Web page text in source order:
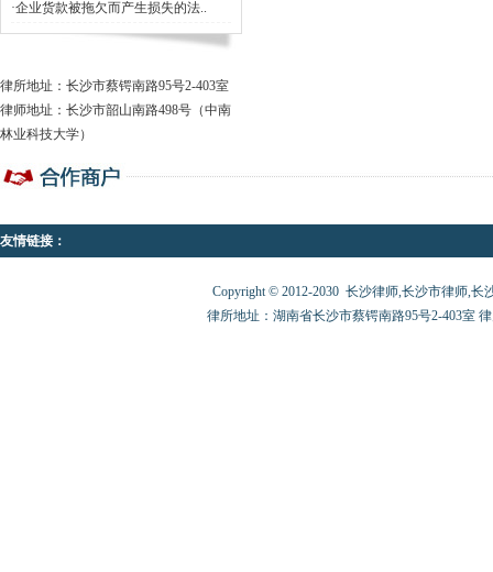
·企业货款被拖欠而产生损失的法..
律所地址：长沙市蔡锷南路95号2-403室
律师地址：长沙市韶山南路498号（中南
林业科技大学）
友情链接：
Copyright © 2012-2030 长沙律师,长沙市律师,长
律所地址：湖南省长沙市蔡锷南路95号2-403室